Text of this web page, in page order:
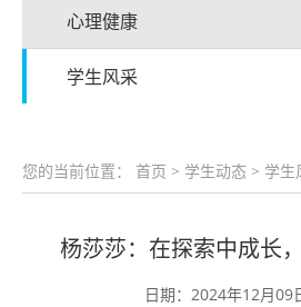
心理健康
学生风采
您的当前位置： 首页 > 学生动态 > 学生
杨莎莎：在探索中成长
日期：2024年12月09